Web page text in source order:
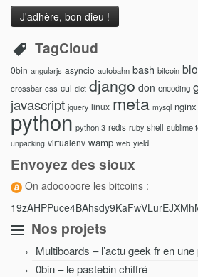
TagCloud
0bin angularjs asyncio autobahn bash bitcoin
crossbar css cul dict django don encoding
javascript jquery linux meta mysql nginx
python python 3 redis ruby shell sublime
unpacking virtualenv wamp web yield
Envoyez des sioux
On adooooore les bitcoins :
Nos projets
Multiboards – l’actu geek fr en une
0bin – le pastebin chiffré